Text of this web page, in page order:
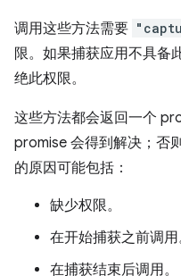
调用这些方法需要
限。 如果捕获应用不具备
绝此权限。
这些方法都会返回一个
promise 会得到解决；否
的原因可能包括：
缺少权限。
在开始捕获之前调用
在捕获结束后调用。